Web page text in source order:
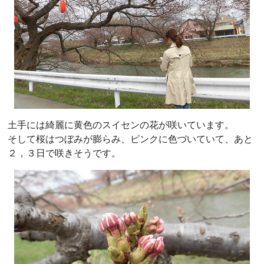
土手には綺麗に黄色のスイセンの花が咲いています。
そして桜はつぼみが膨らみ、ピンクに色づいていて、あと
２，３日で咲きそうです。